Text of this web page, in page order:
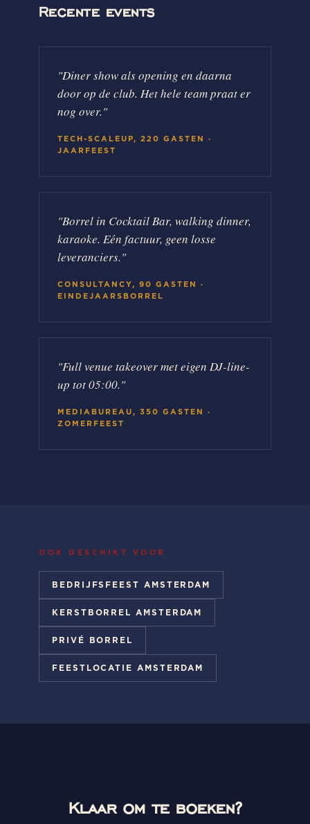
Recente events
"Diner show als opening en daarna
door op de club. Het hele team praat er
nog over."
TECH-SCALEUP, 220 GASTEN
·
JAARFEEST
"Borrel in Cocktail Bar, walking dinner,
karaoke. Eén factuur, geen losse
leveranciers."
CONSULTANCY, 90 GASTEN
·
EINDEJAARSBORREL
"Full venue takeover met eigen DJ-line-
up tot 05:00."
MEDIABUREAU, 350 GASTEN
·
ZOMERFEEST
OOK GESCHIKT VOOR
BEDRIJFSFEEST AMSTERDAM
KERSTBORREL AMSTERDAM
PRIVÉ BORREL
FEESTLOCATIE AMSTERDAM
Klaar om te boeken?